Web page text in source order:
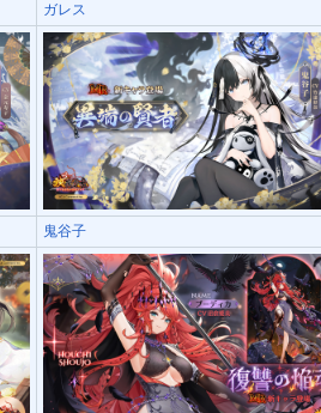
ガレス
鬼谷子